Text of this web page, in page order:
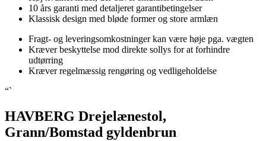
10 års garanti med detaljeret garantibetingelser
Klassisk design med bløde former og store armlæn
Fragt- og leveringsomkostninger kan være høje pga. vægten
Kræver beskyttelse mod direkte sollys for at forhindre
udtørring
Kræver regelmæssig rengøring og vedligeholdelse
“`
HAVBERG Drejelænestol,
Grann/Bomstad gyldenbrun